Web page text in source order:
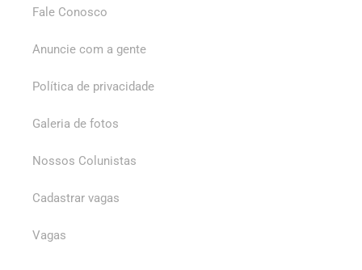
Fale Conosco
Anuncie com a gente
Política de privacidade
Galeria de fotos
Nossos Colunistas
Cadastrar vagas
Vagas